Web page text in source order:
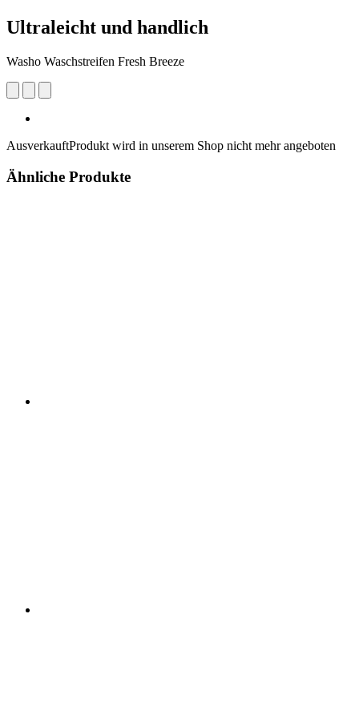
Ultraleicht und handlich
Washo Waschstreifen Fresh Breeze
AusverkauftProdukt wird in unserem Shop nicht mehr angeboten
Ähnliche Produkte